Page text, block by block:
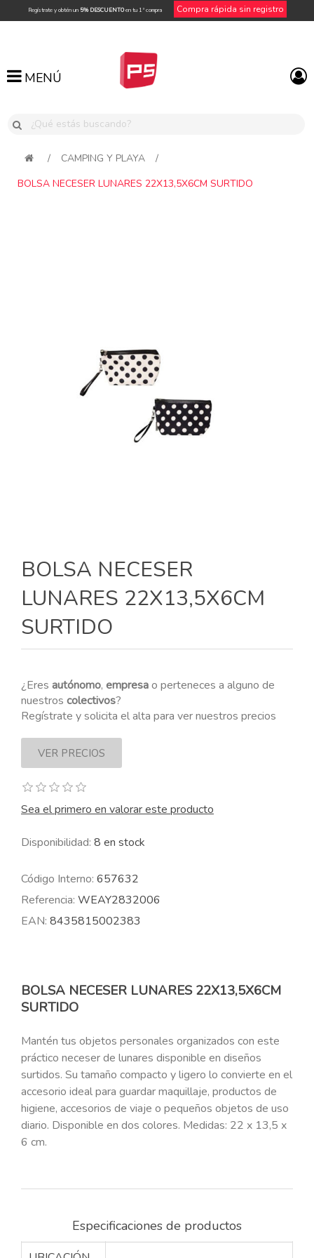
Regístrate y obtén un 5% DESCUENTOen tu 1ª compra Compra rápida sin registro
MENÚ
MENÚ
/ CAMPING Y PLAYA
/
BOLSA NECESER LUNARES 22X13,5X6CM SURTIDO
BOLSA NECESER
LUNARES 22X13,5X6CM
SURTIDO
¿Eres autónomo, empresao perteneces a alguno de
nuestros colectivos?
Regístrate y solicita el alta para ver nuestros precios
Sea el primero en valorar este producto
Disponibilidad: 8 en stock
Código Interno: 657632
Referencia: WEAY2832006
EAN: 8435815002383
BOLSA NECESER LUNARES 22X13,5X6CM
SURTIDO
Mantén tus objetos personales organizados con este
práctico neceser de lunares disponible en diseños
surtidos. Su tamaño compacto y ligero lo convierte en el
accesorio ideal para guardar maquillaje, productos de
higiene, accesorios de viaje o pequeños objetos de uso
diario. Disponible en dos colores. Medidas: 22 x 13,5 x
6 cm.
Especificaciones de productos